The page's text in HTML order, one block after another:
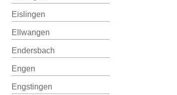
Eislingen
Ellwangen
Endersbach
Engen
Engstingen